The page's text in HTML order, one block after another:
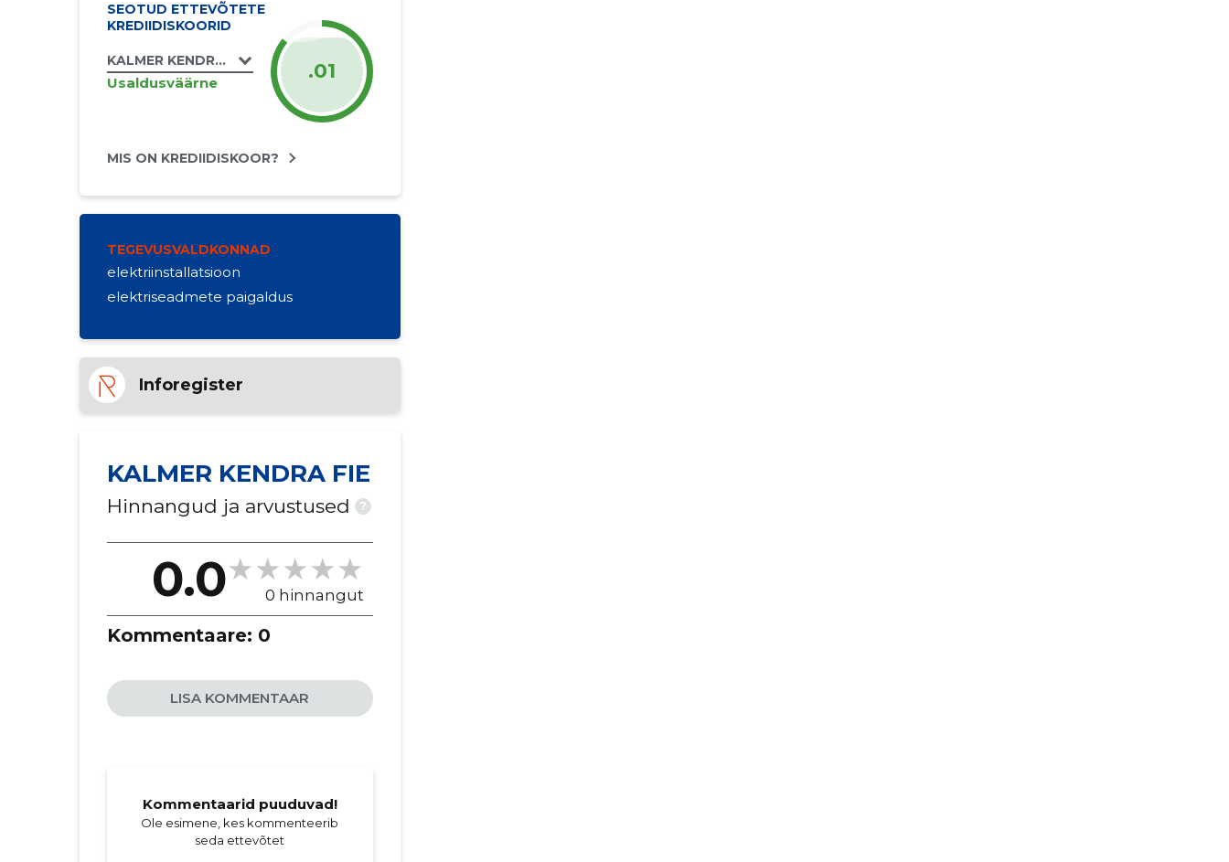
SEOTUD ETTEVÕTETE
KREDIIDISKOORID
KALMER KENDRA FIE
Usaldusväärne .01
MIS ON KREDIIDISKOOR?
TEGEVUSVALDKONNAD
elektriinstallatsioon
elektriseadmete paigaldus
Inforegister
KALMER KENDRA FIE
Hinnangud ja arvustused ?
0.0 0 hinnangut
Kommentaare: 0
LISA KOMMENTAAR
Kommentaarid puuduvad!
Ole esimene, kes kommenteerib
seda ettevõtet